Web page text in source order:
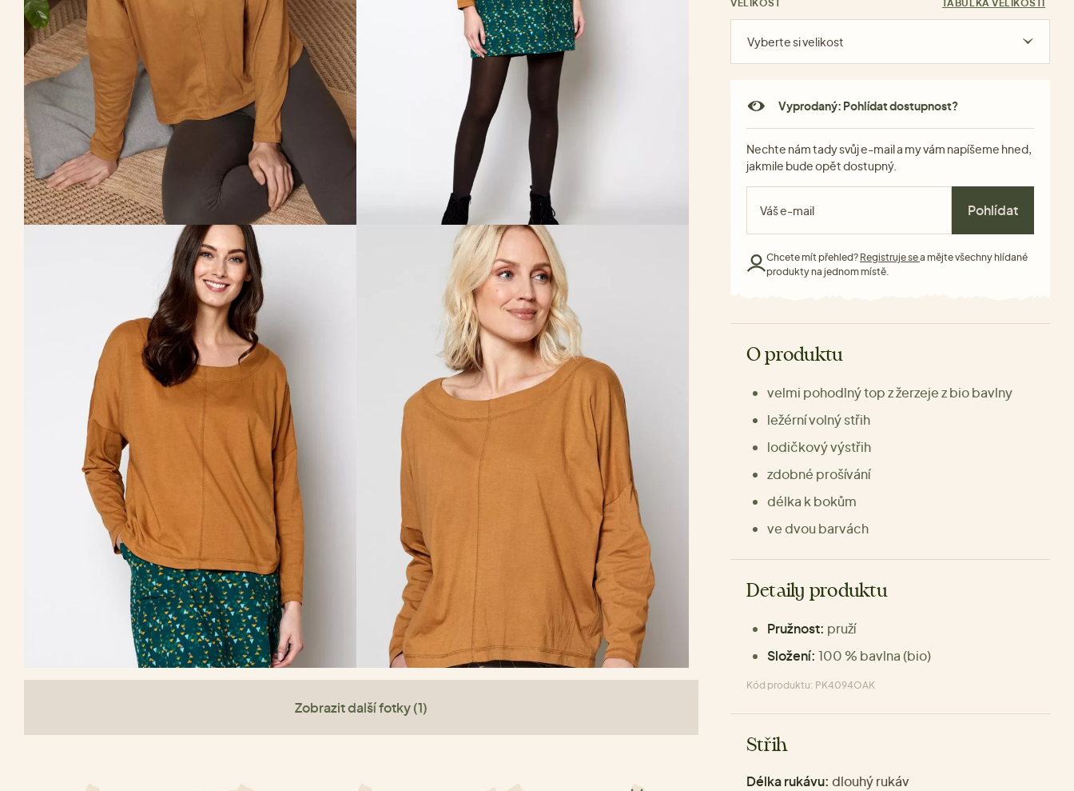
Zobrazit další fotky (1)
VELIKOST TABULKA VELIKOSTÍ
Vyberte si velikost
Vyprodaný: Pohlídat dostupnost?
Nechte nám tady svůj e-mail a my vám napíšeme hned,
jakmile bude opět dostupný.
Pohlídat
Chcete mít přehled? Registruje sea mějte všechny hlídané
produkty na jednom místě.
O produktu
velmi pohodlný top z žerzeje z bio bavlny
ležérní volný střih
lodičkový výstřih
zdobné prošívání
délka k bokům
ve dvou barvách
Detaily produktu
Pružnost: pruží
Složení: 100 % bavlna (bio)
Kód produktu: PK4094OAK
Střih
Délka rukávu: dlouhý rukáv